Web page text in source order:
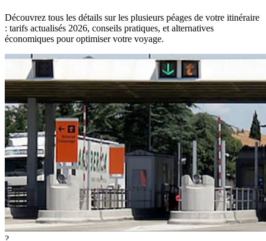
Découvrez tous les détails sur les plusieurs péages de votre itinéraire
: tarifs actualisés 2026, conseils pratiques, et alternatives
économiques pour optimiser votre voyage.
?